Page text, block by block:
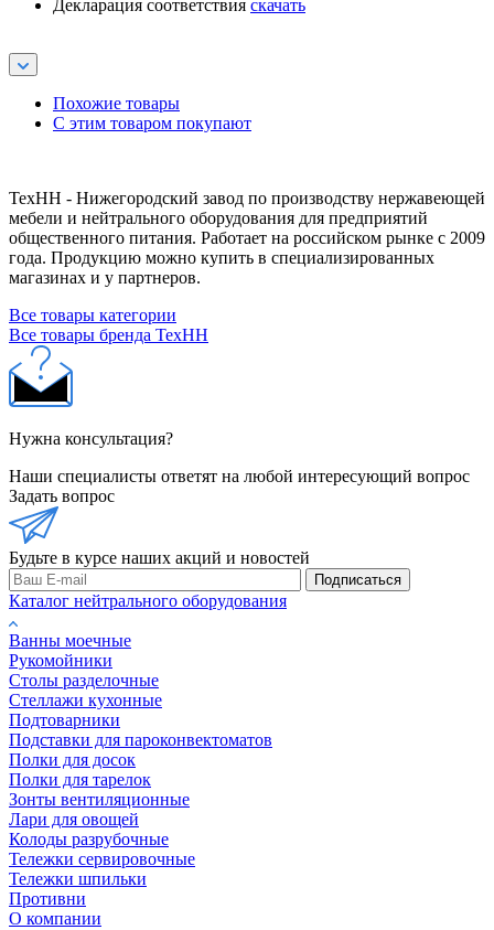
Декларация соответствия скачать
Похожие товары
С этим товаром покупают
ТехНН - Нижегородский завод по производству нержавеющей
мебели и нейтрального оборудования для предприятий
общественного питания. Работает на российском рынке с 2009
года. Продукцию можно купить в специализированных
магазинах и у партнеров.
Все товары категории
Все товары бренда ТехНН
Нужна консультация?
Наши специалисты ответят на любой интересующий вопрос
Задать вопрос
Будьте в курсе наших акций и новостей
Подписаться
Каталог нейтрального оборудования
Ванны моечные
Рукомойники
Столы разделочные
Стеллажи кухонные
Подтоварники
Подставки для пароконвектоматов
Полки для досок
Полки для тарелок
Зонты вентиляционные
Лари для овощей
Колоды разрубочные
Тележки сервировочные
Тележки шпильки
Противни
О компании